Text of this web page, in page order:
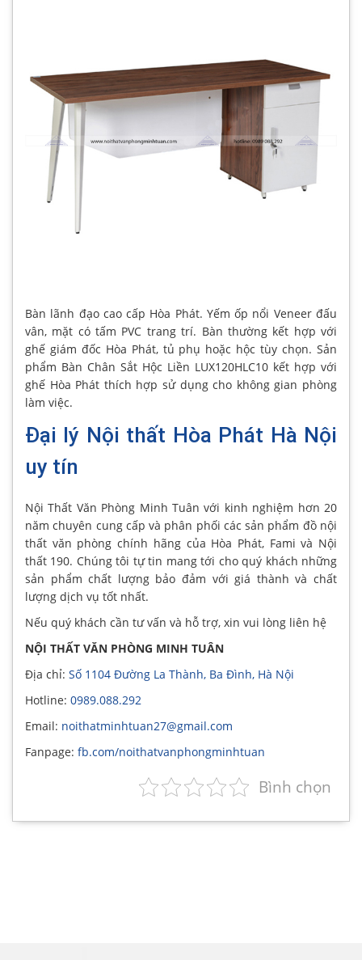
Bàn lãnh đạo cao cấp Hòa Phát. Yếm ốp nổi Veneer đấu
vân, mặt có tấm PVC trang trí. Bàn thường kết hợp với
ghế giám đốc Hòa Phát, tủ phụ hoặc hộc tùy chọn. Sản
phẩm Bàn Chân Sắt Hộc Liền LUX120HLC10 kết hợp với
ghế Hòa Phát thích hợp sử dụng cho không gian phòng
làm việc.
Đại lý Nội thất Hòa Phát Hà Nội
uy tín
Nội Thất Văn Phòng Minh Tuân với kinh nghiệm hơn 20
năm chuyên cung cấp và phân phối các sản phẩm đồ nội
thất văn phòng chính hãng của Hòa Phát, Fami và Nội
thất 190. Chúng tôi tự tin mang tới cho quý khách những
sản phẩm chất lượng bảo đảm với giá thành và chất
lượng dịch vụ tốt nhất.
Nếu quý khách cần tư vấn và hỗ trợ, xin vui lòng liên hệ
NỘI THẤT VĂN PHÒNG MINH TUÂN
Địa chỉ: Số 1104 Đường La Thành, Ba Đình, Hà Nội
Hotline: 0989.088.292
Email: noithatminhtuan27@gmail.com
Fanpage: fb.com/noithatvanphongminhtuan
Bình chọn